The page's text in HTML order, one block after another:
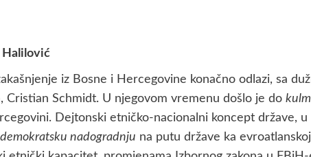
Halilović
iz Bosne i Hercegovine konačno odlazi, sa
Cristian Schmidt. U njegovom vremenu došlo je do
Dejtonski etničko-nacionalni koncept države,
nadogradnju na putu države ka